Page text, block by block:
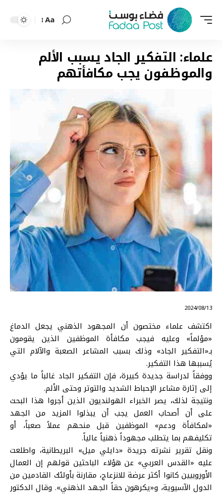
Font
Aa
علماء: التفكير الجاد يسبب الألم
والموظفون يجب مكافأتهم
⠀ 2024/08/13
اكتشف علماء مختصون أن المجهود الذهني يجعل الدماغ
«مؤلماً» وعليه فيجب مكافأة الموظفين الذين يقومون
بـ«التفكير الجاد» وذلك بسبب المشاعر الصعبة والآلام التي
يُسببها هذا التفكير.
ووفقاً لدراسة جديدة كبيرة، فإن التفكير الجاد غالباً ما يؤدي
إلى إثارة مشاعر الإحباط الشديد والتوتر وحتى الألم.
ونتيجة لذلك، يصر الخبراء الهولنديون الذين أجروا هذا البحث
على أن أصحاب العمل يجب أن يبذلوا المزيد من الجهد
«لمكافأة ودعم» الموظفين قبل منحهم عملاً صعباً، أو
تكليفهم بما يتطلب مجهوداً ذهنياً عالياً.
ونقل تقرير نشرته جريدة «دايلي ميل» البريطانية، واطلعت
عليه «القدس العربي» عن هؤلاء الباحثين قولهم إن العمال
الأوروبيين كانوا أكثر عرضة للانزعاج، مقارنة بأولئك القادمين من
الدول الآسيوية، و«يكرهون حقاً الجهد الذهني». وقال الدكتور